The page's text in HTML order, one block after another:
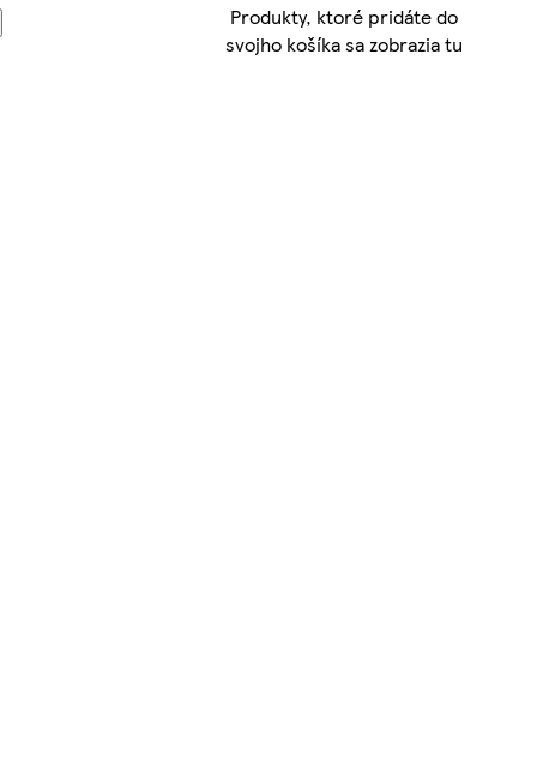
Produkty, ktoré pridáte do
svojho košíka sa zobrazia tu